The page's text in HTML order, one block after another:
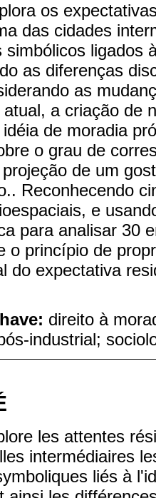
os
das cidades
simbólicos ligados
as diferenças
as
a criação de
de moradia
o grau de
de um
Reconhecendo
e
para analisar 30
o princípio de
do expectativa
direito à
industrial;
les attentes
intermédiaires
liés à